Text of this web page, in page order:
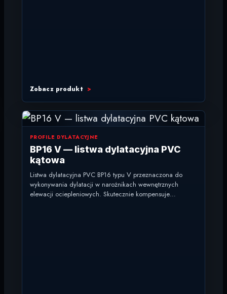
Zobacz produkt
PROFILE DYLATACYJNE
BP16 V — listwa dylatacyjna PVC
kątowa
Listwa dylatacyjna PVC BP16 typu V przeznaczona do
wykonywania dylatacji w narożnikach wewnętrznych
elewacji ociepleniowych. Skutecznie kompensuje